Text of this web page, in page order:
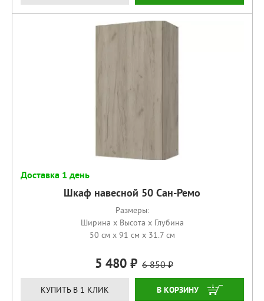
Доставка 1 день
Шкаф навесной 50 Сан-Ремо
Размеры:
Ширина x Высота x Глубина
50 см x 91 см x 31.7 см
5 480 6 850
КУПИТЬ В 1 КЛИК КУПИТЬ